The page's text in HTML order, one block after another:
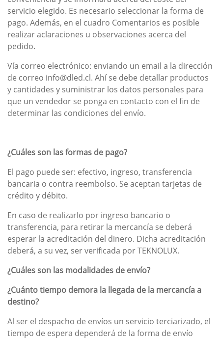
servicio elegido. Es necesario seleccionar la forma de
pago. Además, en el cuadro Comentarios es posible
realizar aclaraciones u observaciones acerca del
pedido.
Vía correo electrónico: enviando un email a la dirección
de correo info@dled.cl. Ahí se debe detallar productos
y cantidades y suministrar los datos personales para
que un vendedor se ponga en contacto con el fin de
determinar las condiciones del envío.
¿Cuáles son las formas de pago?
El pago puede ser: efectivo, ingreso, transferencia
bancaria o contra reembolso. Se aceptan tarjetas de
crédito y débito.
En caso de realizarlo por ingreso bancario o
transferencia, para retirar la mercancía se deberá
esperar la acreditación del dinero. Dicha acreditación
deberá, a su vez, ser verificada por TEKNOLUX.
¿Cuáles son las modalidades de envío?
¿Cuánto tiempo demora la llegada de la mercancía a
destino?
Al ser el despacho de envíos un servicio terciarizado, el
tiempo de espera dependerá de la forma de envío